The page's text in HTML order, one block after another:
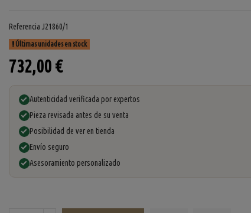
Referencia J21860/1
Últimas unidades en stock
732,00 €
Autenticidad verificada por expertos
Pieza revisada antes de su venta
Posibilidad de ver en tienda
Envío seguro
Asesoramiento personalizado